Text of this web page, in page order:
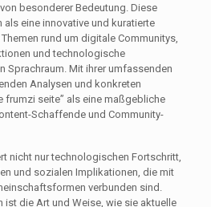
besonderer Bedeutung. Diese
eine innovative und kuratierte
rund um digitale Communitys,
und technologische
Sprachraum. Mit ihrer umfassenden
Analysen und konkreten
frumzi seite” als eine maßgebliche
Schaffende und Community-
nicht nur technologischen Fortschritt,
und sozialen Implikationen, die mit
verbunden sind.
ist die Art und Weise, wie sie aktuelle